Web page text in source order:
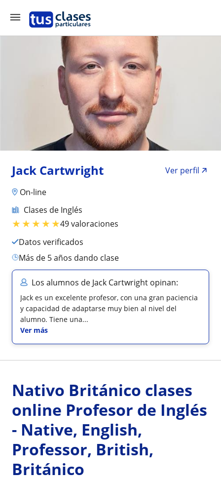
Jack Cartwright
Ver perfil
On-line
Clases de Inglés
★★★★★49 valoraciones
Datos verificados
más de 5 años dando clase
Los alumnos de Jack Cartwright opinan:
Jack es un excelente profesor, con una gran paciencia
y capacidad de adaptarse muy bien al nivel del
alumno. Tiene una...
Ver más
Nativo Británico clases
online Profesor de Inglés
- Native, English,
Professor, British,
Británico